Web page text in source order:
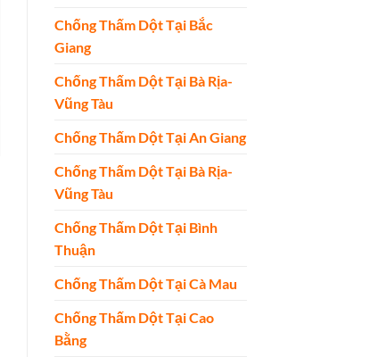
Chống Thấm Dột Tại Bắc
Giang
Chống Thấm Dột Tại Bà Rịa-
Vũng Tàu
Chống Thấm Dột Tại An Giang
Chống Thấm Dột Tại Bà Rịa-
Vũng Tàu
Chống Thấm Dột Tại Bình
Thuận
Chống Thấm Dột Tại Cà Mau
Chống Thấm Dột Tại Cao
Bằng